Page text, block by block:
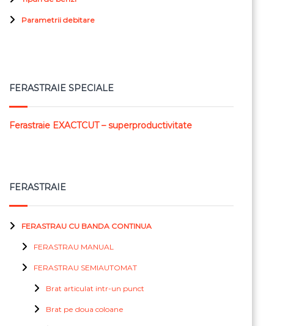
Parametrii debitare
FERASTRAIE SPECIALE
Ferastraie EXACTCUT – superproductivitate
FERASTRAIE
FERASTRAU CU BANDA CONTINUA
FERASTRAU MANUAL
FERASTRAU SEMIAUTOMAT
Brat articulat intr-un punct
Brat pe doua coloane